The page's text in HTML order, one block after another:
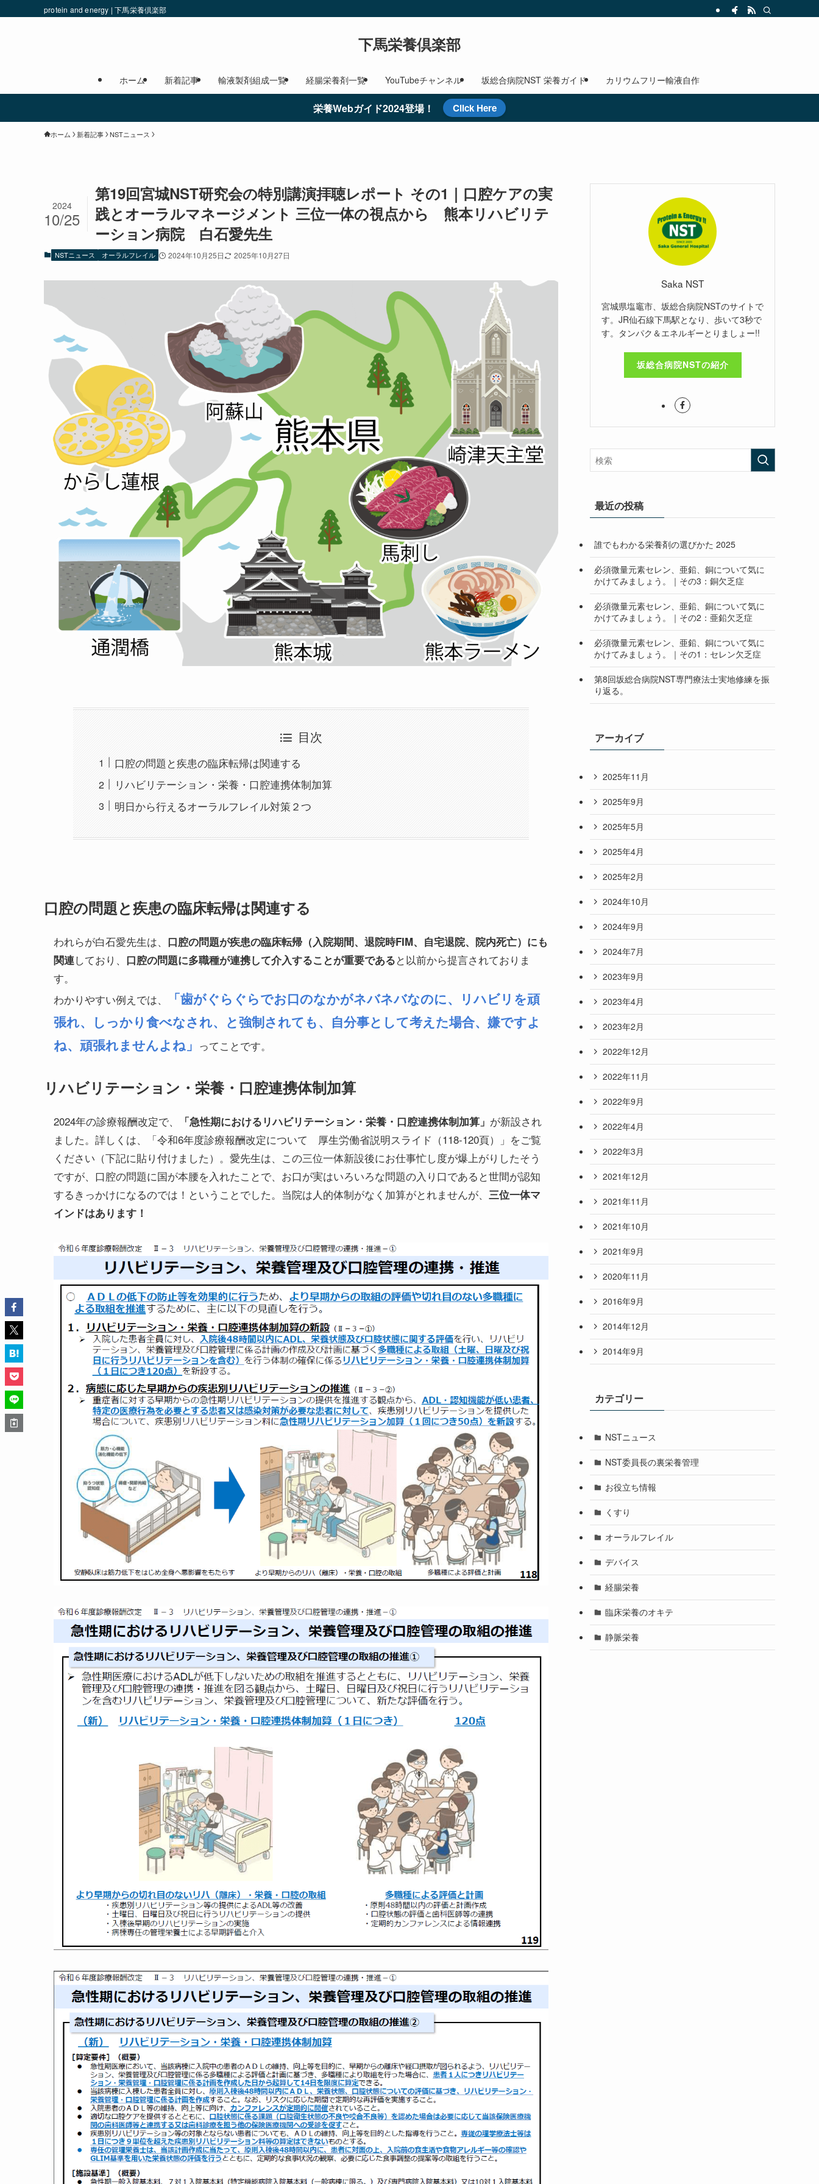
protein and energy | 下馬栄養倶楽部
下馬栄養倶楽部
ホーム 新着記事 輸液製剤組成一覧 経腸栄養剤一覧 YouTubeチャンネル 坂総合病院NST 栄養ガイド カリウムフリー輸液自作
栄養Webガイド2024登場！ Click Here
ホーム 新着記事 NSTニュース
第19回宮城NST研究会の特別講演拝聴レポート その1｜口腔ケアの実
践とオーラルマネージメント 三位一体の視点から 熊本リハビリテ
ーション病院 白石愛先生
2024
10/25
NSTニュース オーラルフレイル 2024年10月25日 2025年10月27日
目次
口腔の問題と疾患の臨床転帰は関連する
リハビリテーション・栄養・口腔連携体制加算
明日から行えるオーラルフレイル対策２つ
口腔の問題と疾患の臨床転帰は関連する
われらが白石愛先生は、 口腔の問題が疾患の臨床転帰（入院期間、退院時FIM、自宅退院、院内死亡）にも
関連しており、 口腔の問題に多職種が連携して介入することが重要であると以前から提言されておりま
す。
わかりやすい例えでは、
「歯がぐらぐらでお口のなかがネバネバなのに、リハビリを頑
張れ、しっかり食べなされ、と強制されても、自分事として考えた場合、嫌ですよ
ね、頑張れませんよね」 ってことです。
リハビリテーション・栄養・口腔連携体制加算
2024年の診療報酬改定で、 「急性期におけるリハビリテーション・栄養・口腔連携体制加算」 が新設され
ました。詳しくは、「令和6年度診療報酬改定について 厚生労働省説明スライド（118-120頁）」をご覧
ください（下記に貼り付けました）。愛先生は、この三位一体新設後にお仕事忙し度が爆上がりしたそう
ですが、口腔の問題に国が本腰を入れたことで、お口が実はいろいろな問題の入り口であると世間が認知
するきっかけになるのでは！ということでした。当院は人的体制がなく加算がとれませんが、 三位一体マ
インドはあります！
Saka NST
宮城県塩竈市、坂総合病院NSTのサイトで
す。JR仙石線下馬駅となり、歩いて3秒で
す。タンパク＆エネルギーとりましょー!!
坂総合病院NSTの紹介
最近の投稿
誰でもわかる栄養剤の選びかた 2025
必須微量元素セレン、亜鉛、銅について気に
かけてみましょう。｜その3：銅欠乏症
必須微量元素セレン、亜鉛、銅について気に
かけてみましょう。｜その2：亜鉛欠乏症
必須微量元素セレン、亜鉛、銅について気に
かけてみましょう。｜その1：セレン欠乏症
第8回坂総合病院NST専門療法士実地修練を振
り返る。
アーカイブ
2025年11月
2025年9月
2025年5月
2025年4月
2025年2月
2024年10月
2024年9月
2024年7月
2023年9月
2023年4月
2023年2月
2022年12月
2022年11月
2022年9月
2022年4月
2022年3月
2021年12月
2021年11月
2021年10月
2021年9月
2020年11月
2016年9月
2014年12月
2014年9月
カテゴリー
NSTニュース
NST委員長の裏栄養管理
お役立ち情報
くすり
オーラルフレイル
デバイス
経腸栄養
臨床栄養のオキテ
静脈栄養